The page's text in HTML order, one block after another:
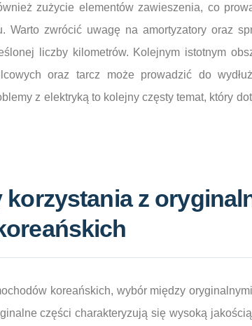
zużycie elementów zawieszenia, co
Warto zwrócić uwagę na amortyzatory oraz
liczby kilometrów. Kolejnym istotnym
oraz tarcz może prowadzić do
z elektryką to kolejny częsty temat, który
korzystania z
koreańskich, wybór między
części charakteryzują się wysoką